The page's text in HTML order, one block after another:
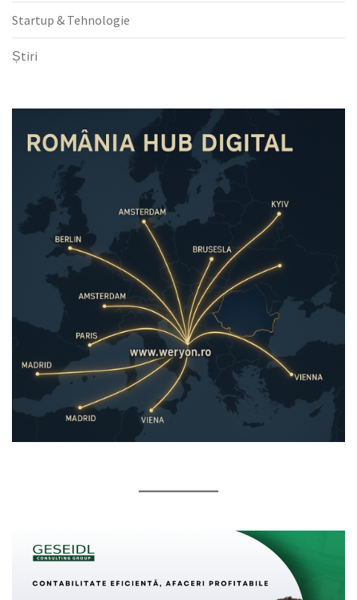
Startup & Tehnologie
Știri